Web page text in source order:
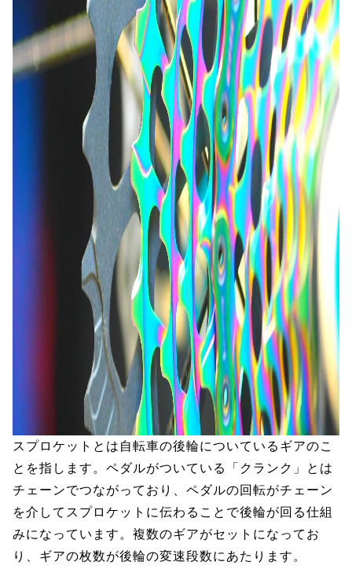
スプロケットとは自転車の後輪についているギアのこ
とを指します。ペダルがついている「クランク」とは
チェーンでつながっており、ペダルの回転がチェーン
を介してスプロケットに伝わることで後輪が回る仕組
みになっています。複数のギアがセットになってお
り、ギアの枚数が後輪の変速段数にあたります。